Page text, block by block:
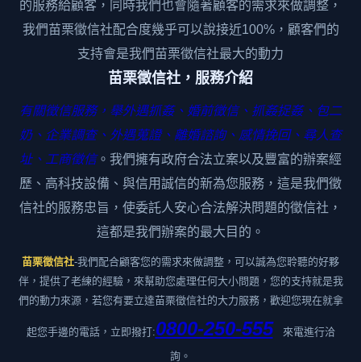
的服務給顧客，同時我們也會隨著顧客的需求來做調整，
我們苗栗徵信社配合度幾乎可以說接近100%，顧客們的
支持會是我們苗栗徵信社最大的動力
苗栗徵信社，服務介紹
有關徵信服務，舉外遇抓姦、婚前徵信、抓姦捉姦、包二
奶、企業調查、外遇蒐證、離婚諮詢、感情挽回、尋人查
址、工商徵信。我們擁有政府合法立案以及豐富的辦案經
歷、高科技設備、與信用誠信的新為您服務，這是我們徵
信社的服務忠旨，使委託人安心合法解決問題的徵信社，
這都是我們辦案的最大目的。
苗栗徵信社-我們配合顧客您的需求來做調整，可以誠為您聆聽的好夥
伴，提供了老練的經驗，來幫助您處理任何大小問題，您的支持就是我
們的動力來源，若您有要立達苗栗徵信社的大力服務，歡迎您現在就拿
起您手邊的電話，立即撥打:0800-250-555來電進行洽
詢。